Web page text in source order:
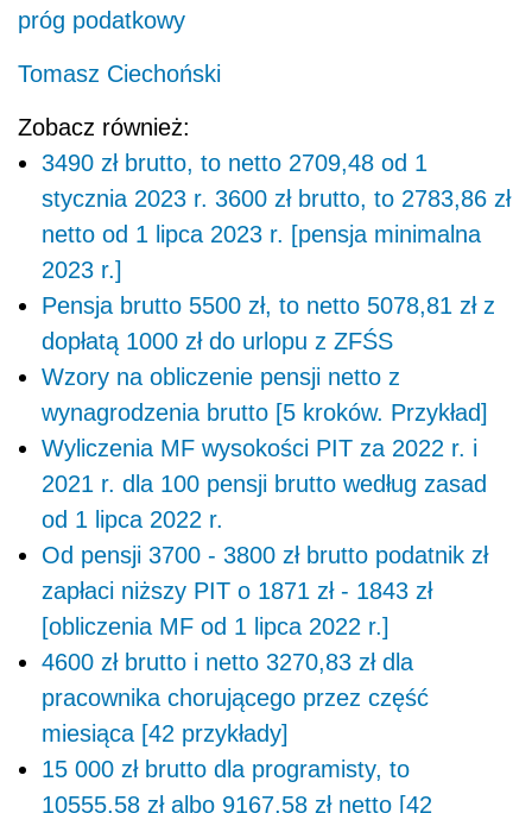
próg podatkowy
Tomasz Ciechoński
Zobacz również:
3490 zł brutto, to netto 2709,48 od 1
stycznia 2023 r. 3600 zł brutto, to 2783,86 zł
netto od 1 lipca 2023 r. [pensja minimalna
2023 r.]
Pensja brutto 5500 zł, to netto 5078,81 zł z
dopłatą 1000 zł do urlopu z ZFŚS
Wzory na obliczenie pensji netto z
wynagrodzenia brutto [5 kroków. Przykład]
Wyliczenia MF wysokości PIT za 2022 r. i
2021 r. dla 100 pensji brutto według zasad
od 1 lipca 2022 r.
Od pensji 3700 - 3800 zł brutto podatnik zł
zapłaci niższy PIT o 1871 zł - 1843 zł
[obliczenia MF od 1 lipca 2022 r.]
4600 zł brutto i netto 3270,83 zł dla
pracownika chorującego przez część
miesiąca [42 przykłady]
15 000 zł brutto dla programisty, to
10555,58 zł albo 9167,58 zł netto [42